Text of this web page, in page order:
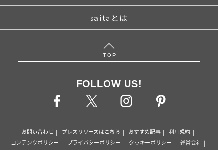
saitaとは
TOP
FOLLOW US!
お問い合わせ プレスリリースはこちら おすすめ記事
利用規約
コンテンツポリシー
プライバシーポリシー クッキーポリシー
運営会社